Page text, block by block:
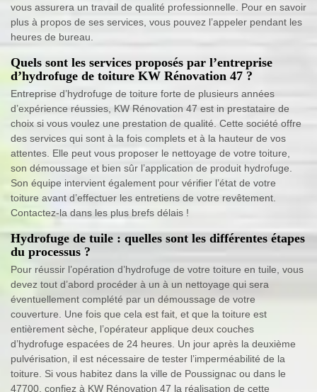
vous assurera un travail de qualité professionnelle. Pour en savoir
plus à propos de ses services, vous pouvez l’appeler pendant les
heures de bureau.
Quels sont les services proposés par l’entreprise
d’hydrofuge de toiture KW Rénovation 47 ?
Entreprise d’hydrofuge de toiture forte de plusieurs années
d’expérience réussies, KW Rénovation 47 est in prestataire de
choix si vous voulez une prestation de qualité. Cette société offre
des services qui sont à la fois complets et à la hauteur de vos
attentes. Elle peut vous proposer le nettoyage de votre toiture,
son démoussage et bien sûr l’application de produit hydrofuge.
Son équipe intervient également pour vérifier l’état de votre
toiture avant d’effectuer les entretiens de votre revêtement.
Contactez-la dans les plus brefs délais !
Hydrofuge de tuile : quelles sont les différentes étapes
du processus ?
Pour réussir l’opération d’hydrofuge de votre toiture en tuile, vous
devez tout d’abord procéder à un à un nettoyage qui sera
éventuellement complété par un démoussage de votre
couverture. Une fois que cela est fait, et que la toiture est
entièrement sèche, l’opérateur applique deux couches
d’hydrofuge espacées de 24 heures. Un jour après la deuxième
pulvérisation, il est nécessaire de tester l’imperméabilité de la
toiture. Si vous habitez dans la ville de Poussignac ou dans le
47700, confiez à KW Rénovation 47 la réalisation de cette